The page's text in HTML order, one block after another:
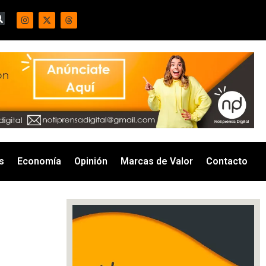
Economía Opinión Marcas de Valor Contacto